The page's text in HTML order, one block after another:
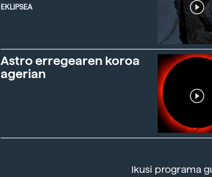
EKLIPSEA
Astro erregearen koroa
agerian
Ikusi programa